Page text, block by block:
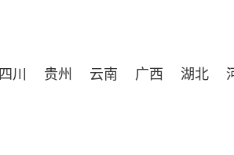
四川 贵州 云南 广西 湖北